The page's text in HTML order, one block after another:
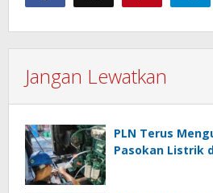
Jangan Lewatkan
PLN Terus
Pasokan Listrik